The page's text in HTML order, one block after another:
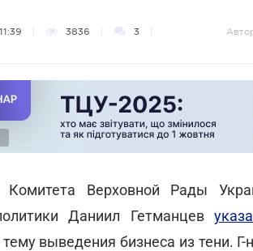
3836 3
Комитета Верховной Рады
Даниил Гетманцев
выведения бизнеса из тени.